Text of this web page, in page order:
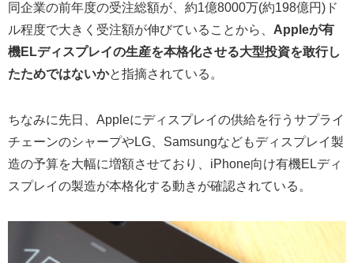
同企業の前年度の受注総額が、約1億8000万(約198億円)ド
ル程度で大きく受注額が伸びていることから、 Appleが有
機ELディスプレイの生産を本格化させる大型投資を敢行し
たためではないかと指摘されている。
ちなみに先日、Appleにディスプレイの供給を行うサプライ
チェーンのシャープやLG、Samsungなどもディスプレイ製
造の予算を大幅に増額させており、iPhone向け有機ELディ
スプレイの製造が本格化する動きが確認されている。